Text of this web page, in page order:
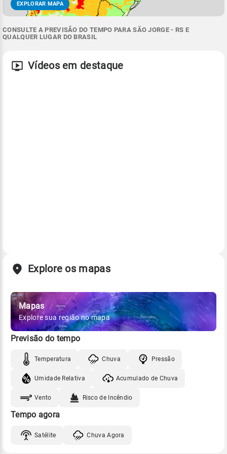
EXPLORAR MAPA
CONSULTE A PREVISÃO DO TEMPO PARA SÃO JORGE - RS E
QUALQUER LUGAR DO BRASIL
Vídeos em destaque
Explore os mapas
Mapas
Explore sua região no mapa
Previsão do tempo
Temperatura Chuva Pressão
Umidade Relativa Acumulado de Chuva
Vento Risco de Incêndio
Tempo agora
Satélite Chuva Agora